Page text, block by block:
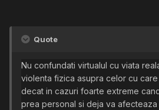
sa va dati rotunzi. Fiti agresivi prin
foarte multi oameni.
Quote
Nu confundati virtualul cu viata
violenta fizica asupra celor cu
decat in cazuri foarte extreme
prea personal si deja va afecteaza